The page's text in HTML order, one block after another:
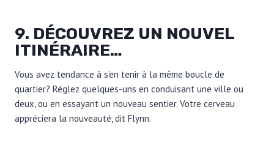
9. DÉCOUVREZ UN NOUVEL
ITINÉRAIRE…
Vous avez tendance à s’en tenir à la même boucle de
quartier? Réglez quelques-uns en conduisant une ville ou
deux, ou en essayant un nouveau sentier. Votre cerveau
appréciera la nouveauté, dit Flynn.